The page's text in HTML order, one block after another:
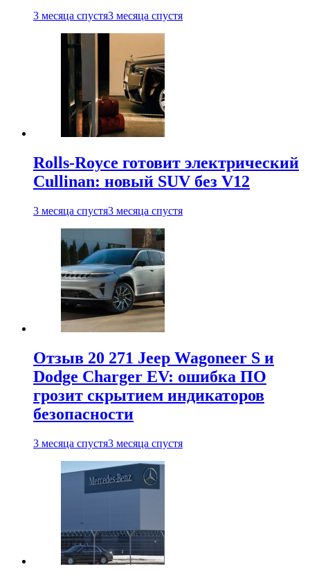
3 месяца спустя3 месяца спустя
Rolls-Royce готовит электрический
Cullinan: новый SUV без V12
3 месяца спустя3 месяца спустя
Отзыв 20 271 Jeep Wagoneer S и
Dodge Charger EV: ошибка ПО
грозит скрытием индикаторов
безопасности
3 месяца спустя3 месяца спустя